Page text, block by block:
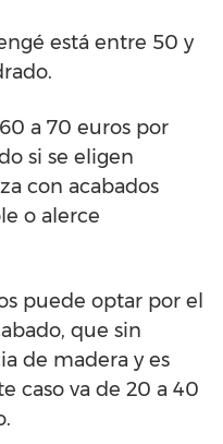
está entre 50 y
a 70 euros por
si se eligen
con acabados
o alerce
puede optar por el
que sin
de madera y es
caso va de 20 a 40